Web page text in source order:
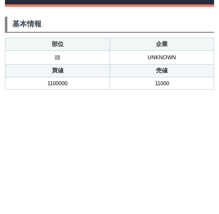
基本情報
部位 企業
頭 UNKNOWN
買値 売値
1100000 11000